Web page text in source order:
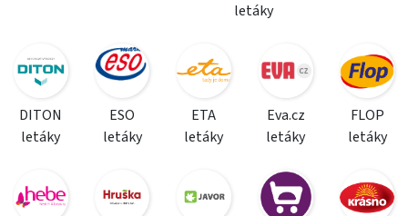
letáky
DITON
letáky
ESO
letáky
ETA
letáky
Eva.cz
letáky
FLOP
letáky